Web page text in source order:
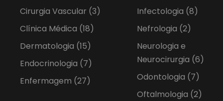
Cirurgia Vascular (3)
Clínica Médica (18)
Dermatologia (15)
Endocrinologia (7)
Enfermagem (27)
Infectologia (8)
Nefrologia (2)
Neurologia e
Neurocirurgia (6)
Odontologia (7)
Oftalmologia (2)